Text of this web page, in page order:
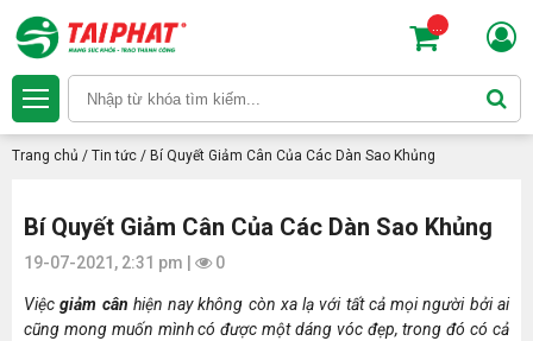
Trang chủ / Tin tức / Bí Quyết Giảm Cân Của Các Dàn Sao Khủng
Bí Quyết Giảm Cân Của Các Dàn Sao Khủng
19-07-2021, 2:31 pm | 0
Việcgiảm cân hiện nay không còn xa lạ với tất cả mọi người bởi ai
cũng mong muốn mình có được một dáng vóc đẹp, trong đó có cả